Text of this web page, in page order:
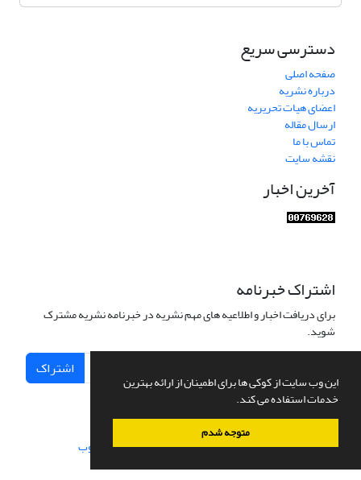
این وب سایت از کوکی ها برای اطمینان از ارائه بهترین
خدمات استفاده می کند.
متوجه شدم
دسترسی سریع
صفحه اصلی
درباره نشریه
اعضای هیات تحریریه
ارسال مقاله
تماس با ما
نقشه سایت
آخرین اخبار
اشتراک خبرنامه
برای دریافت اخبار و اطلاعیه های مهم نشریه در خبرنامه نشریه مشترک
شوید.
اشتراک
سامانه مدیریت نشریات علمی.طراحی و پیاده سازی از سیناوب